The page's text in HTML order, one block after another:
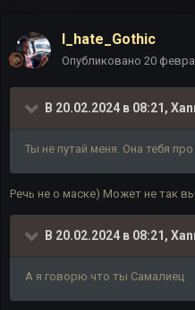
I_hate_Gothic
Опубликовано 20
В 20.02.2024 в 08:21,
Ты не путай меня. Она тебя
Речь не о маске) Может не так
В 20.02.2024 в 08:21,
А я говорю что ты Самалиец